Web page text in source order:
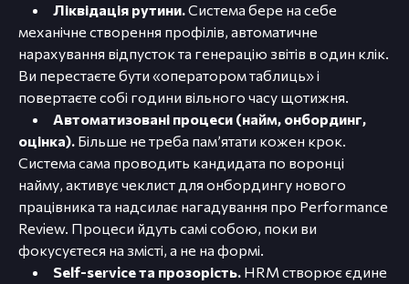
Ліквідація рутини.Система бере на себе
механічне створення профілів, автоматичне
нарахування відпусток та генерацію звітів в один клік.
Ви перестаєте бути «оператором таблиць» і
повертаєте собі години вільного часу щотижня.
Автоматизовані процеси (найм, онбординг,
оцінка). Більше не треба пам’ятати кожен крок.
Система сама проводить кандидата по воронці
найму, активує чеклист для онбордингу нового
працівника та надсилає нагадування про Performance
Review. Процеси йдуть самі собою, поки ви
фокусуєтеся на змісті, а не на формі.
Self-service та прозорість. HRM створює єдине